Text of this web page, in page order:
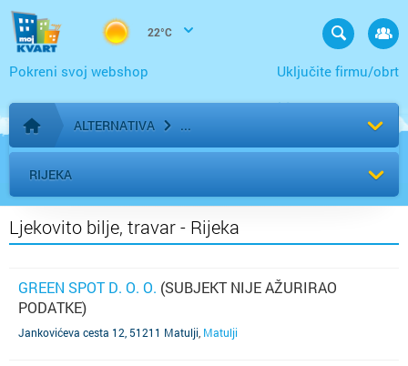
22°C
Uključite firmu/obrt
Pokreni svoj webshop
Početna stranica
ALTERNATIVA
RIJEKA
Ljekovito bilje, travar - Rijeka
GREEN SPOT D. O. O. (SUBJEKT NIJE AŽURIRAO
PODATKE)
Jankovićeva cesta 12, 51211 Matulji Matulji